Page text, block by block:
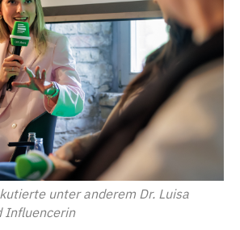
unter anderem Dr. Luisa
Influencerin